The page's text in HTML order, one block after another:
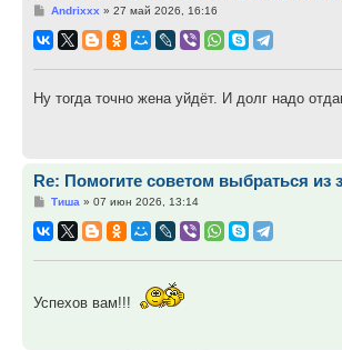
Сообщение
Andrixxx » 27 май 2026, 16:16
Ну тогда точно жена уйдёт. И долг надо
Re: Помогите советом выбраться из
Сообщение
Тиша» 07 июн 2026, 13:14
Успехов вам!!!